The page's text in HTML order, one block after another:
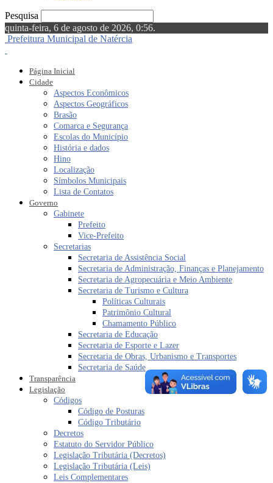
Pesquisa
quinta-feira, 6 de agosto de 2026, 0:56.
Prefeitura Municipal de Natércia
Página Inicial
Cidade
Aspectos Econômicos
Aspectos Geográficos
Brasão
Comarca e Segurança
Escolas do Município
História e dados
Hino
Localização
Símbolos Municipais
Lista de Contatos
Governo
Gabinete
Prefeito
Vice-Prefeito
Secretarias
Secretaria de Assistência Social
Secretaria de Administração, Finanças e Planejamento
Secretaria de Agropecuária e Meio Ambiente
Secretaria de Turismo e Cultura
Políticas Culturais
Patrimônio Cultural
Chamamento Público
Secretaria de Educação
Secretaria de Esporte e Lazer
Secretaria de Obras, Urbanismo e Transportes
Secretaria de Saúde
Transparência
Legislação
Códigos
Código de Posturas
Código Tributário
Decretos
Estatuto do Servidor Público
Legislação Tributária (Decretos)
Legislação Tributária (Leis)
Leis Complementares